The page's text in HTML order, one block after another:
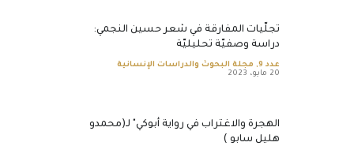
تجلّيات المفارقة في شعر حسين النجمي:
دراسة وصفيّة تحليليّة
عدد 9 , مجلة البحوث والدراسات الإنسانية
20 مايو، 2023
الهجرة والاغتراب في رواية أبوكي" لـ(محمدو
هليل سابو )